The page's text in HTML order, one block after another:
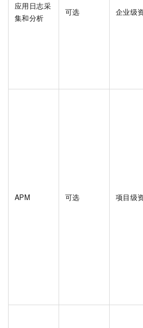
应用日志采
集和分析
可选 企业级
APM 可选 项目级